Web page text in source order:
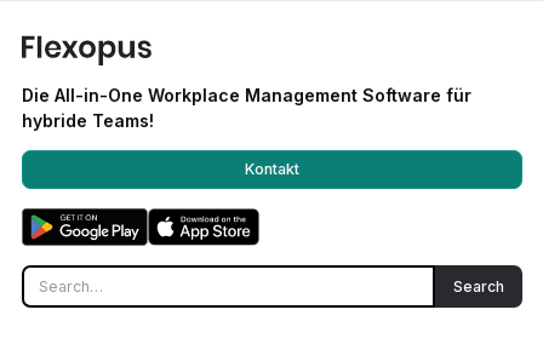
Die All-in-One Workplace Management Software für
hybride Teams!
Kontakt